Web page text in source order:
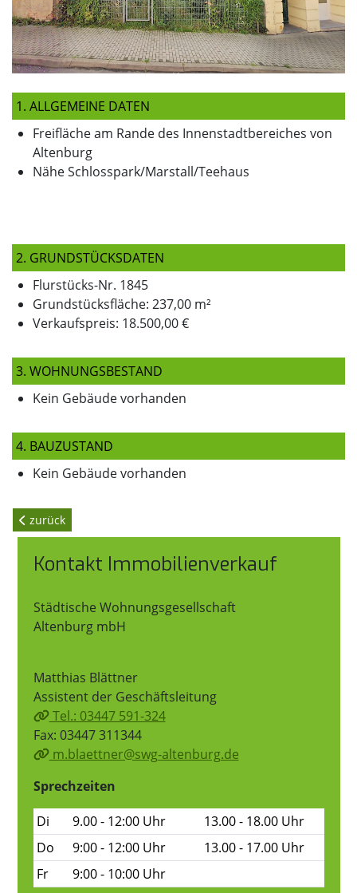
1. ALLGEMEINE DATEN
Freifläche am Rande des Innenstadtbereiches von
Altenburg
Nähe Schlosspark/Marstall/Teehaus
2. GRUNDSTÜCKSDATEN
Flurstücks-Nr. 1845
Grundstücksfläche: 237,00 m²
Verkaufspreis: 18.500,00 €
3. WOHNUNGSBESTAND
Kein Gebäude vorhanden
4. BAUZUSTAND
Kein Gebäude vorhanden
zurück
Kontakt Immobilienverkauf
Städtische Wohnungsgesellschaft
Altenburg mbH
Matthias Blättner
Assistent der Geschäftsleitung
Tel.: 03447 591-324
Fax: 03447 311344
m.blaettner@swg-altenburg.de
Sprechzeiten
Di
9.00 - 12:00 Uhr
13.00 - 18.00 Uhr
Do
9:00 - 12:00 Uhr
13.00 - 17.00 Uhr
Fr
9:00 - 10:00 Uhr